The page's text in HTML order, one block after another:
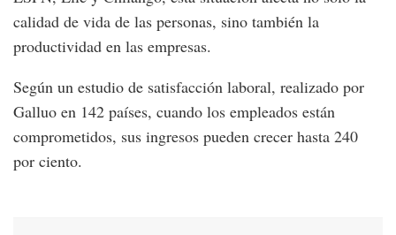
calidad de vida de las personas, sino también la
productividad en las empresas.
Según un estudio de satisfacción laboral, realizado por
Galluo en 142 países, cuando los empleados están
comprometidos, sus ingresos pueden crecer hasta 240
por ciento.